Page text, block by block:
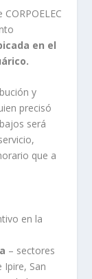
en el
y
precisó
será
que a
en la
– sectores
Ipire, San